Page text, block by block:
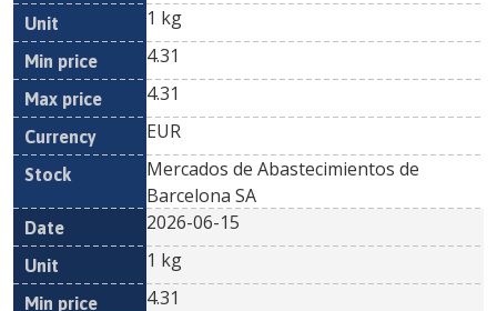
1 kg
4.31
4.31
EUR
Mercados de Abastecimientos de
Barcelona SA
2026-06-15
1 kg
4.31